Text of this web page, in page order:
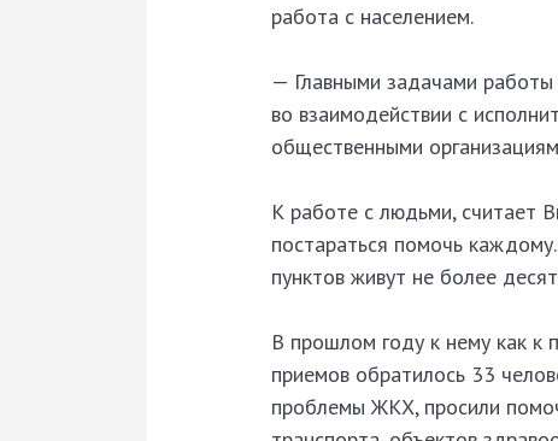
работа с населением.
— Главными задачами работы
во взаимодействии с
общественными
К работе с людьми, считает
постараться помочь
пунктов живут не более
В прошлом году к нему как к
приемов обратилось 33
проблемы ЖКХ, просили